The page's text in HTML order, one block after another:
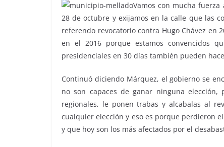
Vamos con mucha
28 de octubre y exijamos en la calle que las
referendo revocatorio contra Hugo Chávez en
en el 2016 porque estamos convencidos
presidenciales en 30 días también pueden
Continuó diciendo Márquez, el gobierno se
no son capaces de ganar ninguna elección,
regionales, le ponen trabas y alcabalas al
cualquier elección y eso es porque perdieron
y que hoy son los más afectados por el